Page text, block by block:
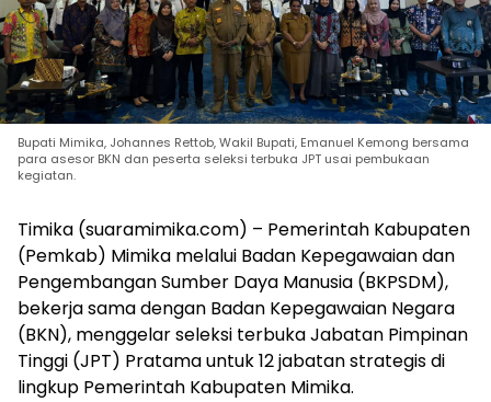
Bupati Mimika, Johannes Rettob, Wakil Bupati, Emanuel Kemong bersama
para asesor BKN dan peserta seleksi terbuka JPT usai pembukaan
kegiatan.
Timika (suaramimika.com) – Pemerintah Kabupaten
(Pemkab) Mimika melalui Badan Kepegawaian dan
Pengembangan Sumber Daya Manusia (BKPSDM),
bekerja sama dengan Badan Kepegawaian Negara
(BKN), menggelar seleksi terbuka Jabatan Pimpinan
Tinggi (JPT) Pratama untuk 12 jabatan strategis di
lingkup Pemerintah Kabupaten Mimika.